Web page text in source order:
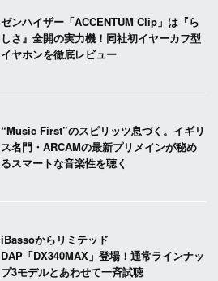
ゼンハイザー「ACCENTUM Clip」は『ら
しさ』全開の実力機！同社初イヤーカフ型
イヤホンを徹底レビュー
“Music First”のスピリッツ息づく。イギリ
ス名門・ARCAMの最新プリメインが秘め
るスマートな音楽性を聴く
iBassoからリミテッド
DAP「DX340MAX」登場！通常ラインナッ
プ3モデルとあわせて一斉試聴